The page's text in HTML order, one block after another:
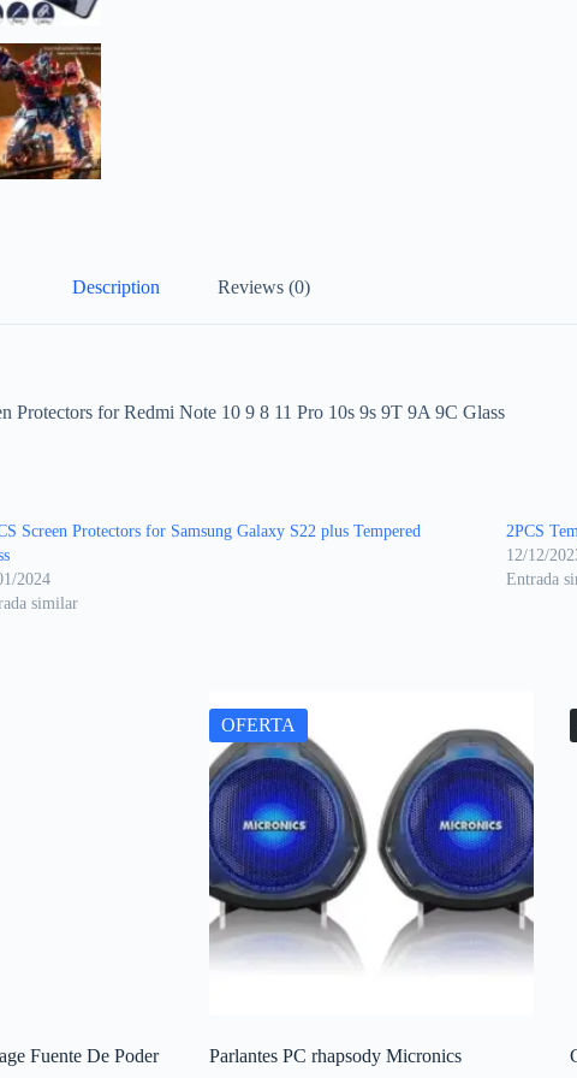
Description Reviews (0)
for Redmi Note 10 9 8 11 Pro 10s 9s 9T 9A 9C Glass
Screen Protectors for Samsung Galaxy S22 plus Tempered
2024
similar
2PCS
12/12/
Entrada
Fuente De Poder
OFERTA
Parlantes PC rhapsody Micronics